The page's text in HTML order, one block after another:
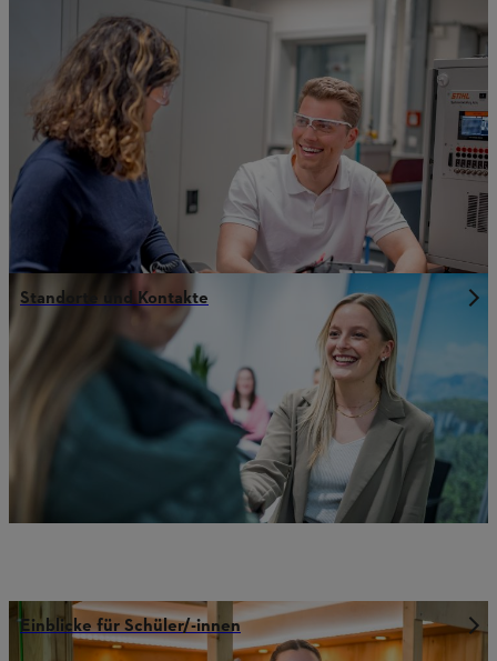
Standorte und Kontakte
Einblicke für Schüler/-innen